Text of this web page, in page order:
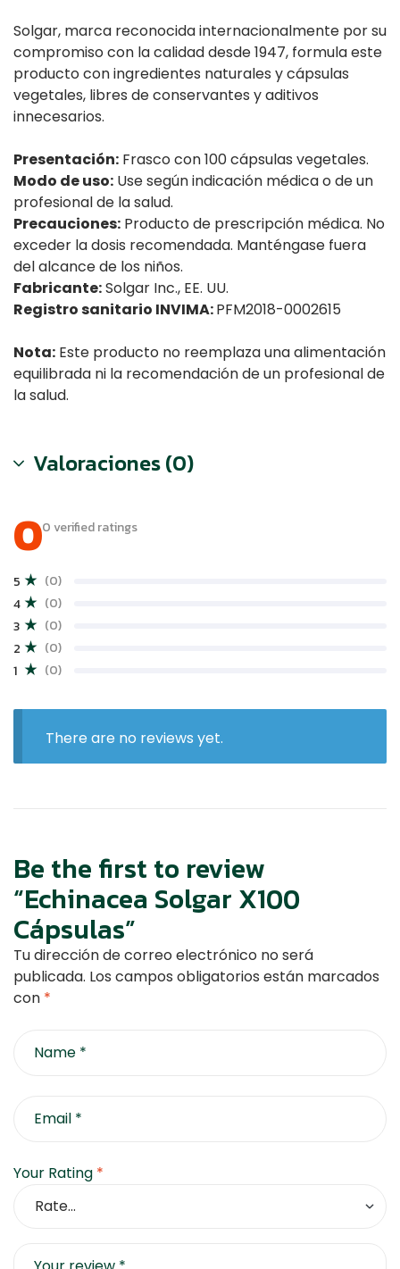
Solgar, marca reconocida internacionalmente por su
compromiso con la calidad desde 1947, formula este
producto con ingredientes naturales y cápsulas
vegetales, libres de conservantes y aditivos
innecesarios.
Presentación: Frasco con 100 cápsulas vegetales.
Modo de uso: Use según indicación médica o de un
profesional de la salud.
Precauciones: Producto de prescripción médica. No
exceder la dosis recomendada. Manténgase fuera
del alcance de los niños.
Fabricante:Solgar Inc., EE. UU.
Registro sanitario INVIMA:PFM2018-0002615
Nota: Este producto no reemplaza una alimentación
equilibrada ni la recomendación de un profesional de
la salud.
Valoraciones (0)
00 verified ratings
1 (0)
2 (0)
3 (0)
4 (0)
5 (0)
There are no reviews yet.
Be the first to review
“Echinacea Solgar X100
Cápsulas”
Tu dirección de correo electrónico no será
publicada. Los campos obligatorios están marcados
con *
Your Rating *